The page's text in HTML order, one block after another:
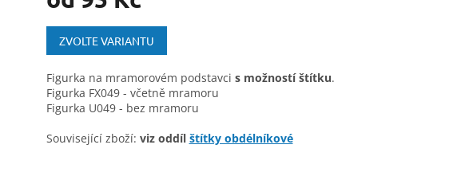
Měrná
cena:
ZVOLTE VARIANTU
Figurka na mramorovém podstavci s možností štítku.
Figurka FX049 - včetně mramoru
Figurka U049 - bez mramoru
Související zboží: viz oddíl štítky obdélníkové